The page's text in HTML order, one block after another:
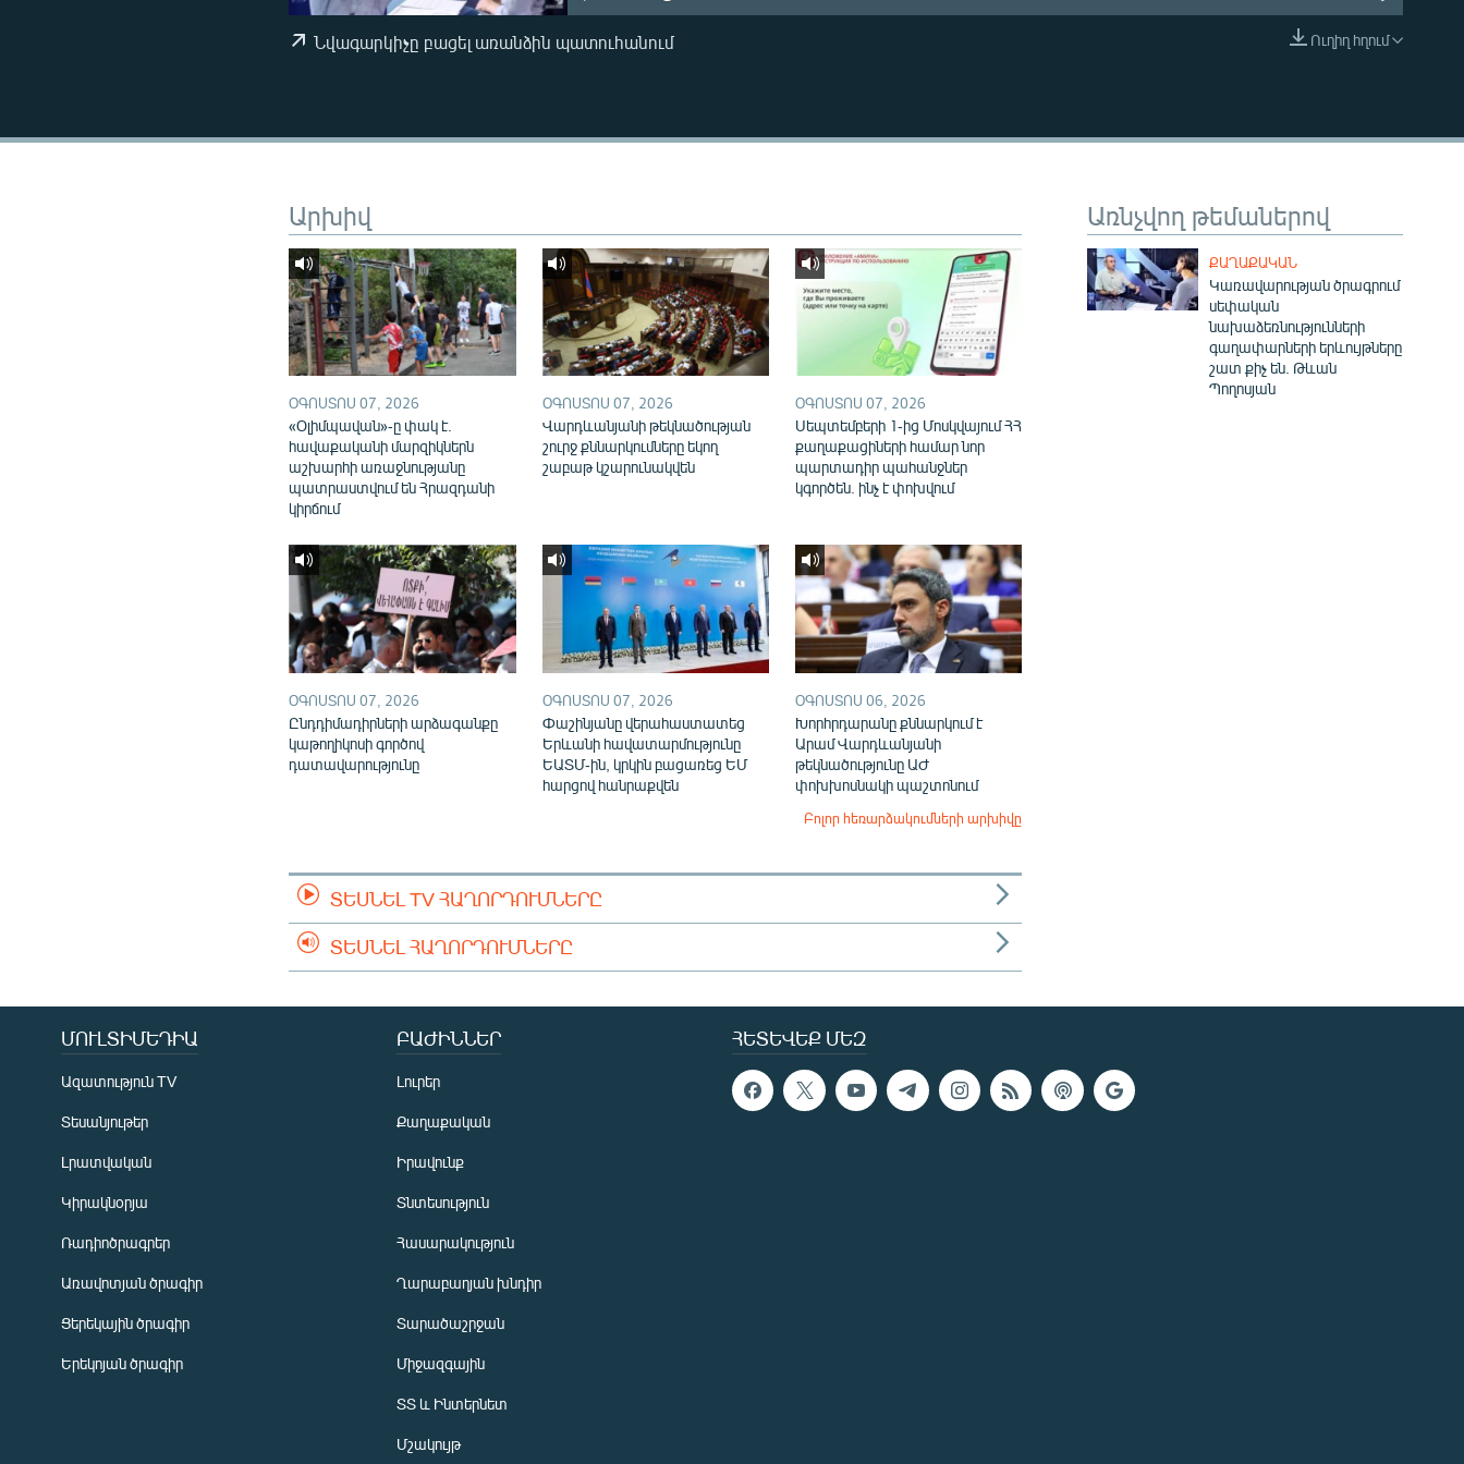
EMBED
Ուղիղ հղում
Նվագարկիչը բացել առանձին պատուհանում
Առնչվող թեմաներով
ՔԱՂԱՔԱԿԱՆ
Կառավարության ծրագրում
սեփական
նախաձեռնությունների
գաղափարների երևույթները
շատ քիչ են. Թևան
Պողոսյան
Արխիվ
ՕԳՈՍՏՈՍ 07, 2026
«Օլիմպավան»-ը փակ է.
հավաքականի մարզիկներն
աշխարհի առաջնությանը
պատրաստվում են Հրազդանի
կիրճում
ՕԳՈՍՏՈՍ 07, 2026
Վարդևանյանի թեկնածության
շուրջ քննարկումները եկող
շաբաթ կշարունակվեն
ՕԳՈՍՏՈՍ 07, 2026
Սեպտեմբերի 1-ից Մոսկվայում ՀՀ
քաղաքացիների համար նոր
պարտադիր պահանջներ
կգործեն. ինչ է փոխվում
ՕԳՈՍՏՈՍ 07, 2026
Ընդդիմադիրների արձագանքը
կաթողիկոսի գործով
դատավարությունը
ՕԳՈՍՏՈՍ 07, 2026
Փաշինյանը վերահաստատեց
Երևանի հավատարմությունը
ԵԱՏՄ-ին, կրկին բացառեց ԵՄ
հարցով հանրաքվեն
ՕԳՈՍՏՈՍ 06, 2026
Խորհրդարանը քննարկում է
Արամ Վարդևանյանի
թեկնածությունը ԱԺ
փոխխոսնակի պաշտոնում
Բոլոր հեռարձակումների արխիվը
ՏԵՍՆԵԼ TV ՀԱՂՈՐԴՈՒՄՆԵՐԸ
ՏԵՍՆԵԼ ՀԱՂՈՐԴՈՒՄՆԵՐԸ
ՀԵՏԵՎԵՔ ՄԵԶ
ՄՈՒԼՏԻՄԵԴԻԱ
Ազատություն TV
Տեսանյութեր
Լրատվական
Կիրակնօրյա
Ռադիոծրագրեր
Առավոտյան ծրագիր
Ցերեկային ծրագիր
Երեկոյան ծրագիր
ԲԱԺԻՆՆԵՐ
Լուրեր
Քաղաքական
Իրավունք
Տնտեսություն
Հասարակություն
Ղարաբաղյան խնդիր
Տարածաշրջան
Միջազգային
ՏՏ և Ինտերնետ
Մշակույթ